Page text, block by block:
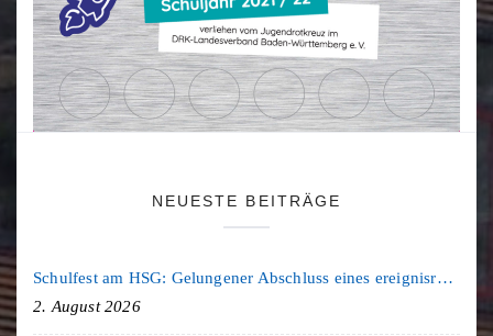
NEUESTE BEITRÄGE
Schulfest am HSG: Gelungener Abschluss eines ereignisreichen Schuljahres
2. August 2026